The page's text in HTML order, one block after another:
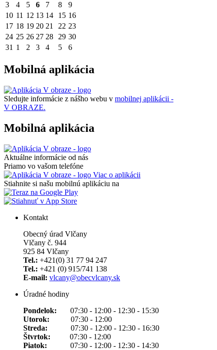
3
4 5 6 7 8
9
10 11 12 13 14 15 16
17 18 19 20 21 22 23
24 25 26 27 28 29 30
31 1 2 3 4 5 6
Mobilná aplikácia
Sledujte informácie z nášho webu v mobilnej aplikácii -
V OBRAZE.
Mobilná aplikácia
Aktuálne informácie od nás
Priamo vo vašom telefóne
Viac o aplikácii
Stiahnite si našu mobilnú aplikáciu na
Kontakt
Obecný úrad Vlčany
Vlčany č. 944
925 84 Vlčany
Tel.: +421(0) 31 77 94 247
Tel.: +421 (0) 915/741 138
E-mail: vlcany@obecvlcany.sk
Úradné hodiny
Pondelok: 07:30 - 12:00 - 12:30 - 15:30
Utorok: 07:30 - 12:00
Streda: 07:30 - 12:00 - 12:30 - 16:30
Štvrtok: 07:30 - 12:00
Piatok: 07:30 - 12:00 - 12:30 - 14:30